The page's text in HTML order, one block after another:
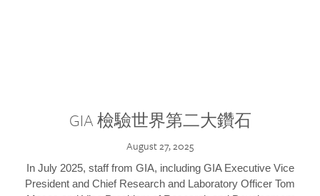
GIA 檢驗世界第二大鑽石
August 27, 2025
In July 2025, staff from GIA, including GIA Executive Vice
President and Chief Research and Laboratory Officer Tom